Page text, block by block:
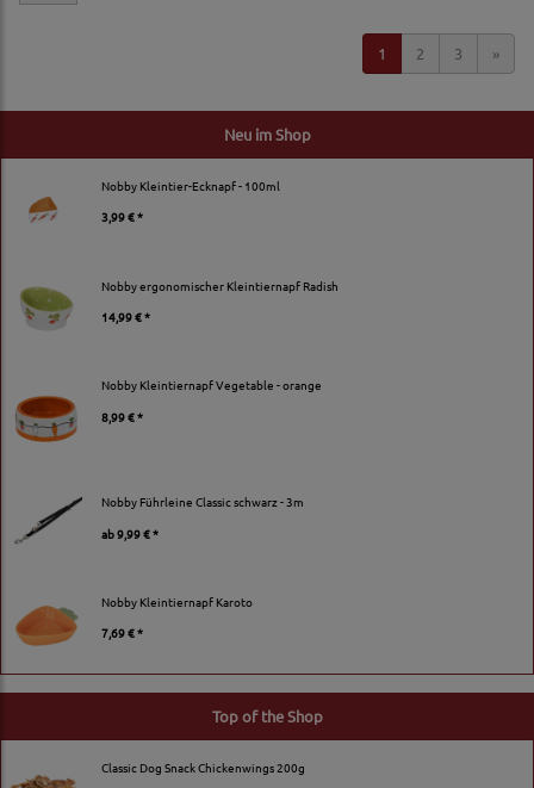
Neu im Shop
Nobby Kleintier-Ecknapf - 100ml
3,99 € *
Nobby ergonomischer Kleintiernapf Radish
14,99 € *
Nobby Kleintiernapf Vegetable - orange
8,99 € *
Nobby Führleine Classic schwarz - 3m
ab9,99 € *
Nobby Kleintiernapf Karoto
7,69 € *
1 2 3 »
Top of the Shop
Classic Dog Snack Chickenwings 200g